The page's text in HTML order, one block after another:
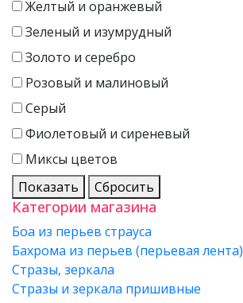
Желтый и оранжевый
Зеленый и изумрудный
Золото и серебро
Розовый и малиновый
Серый
Фиолетовый и сиреневый
Миксы цветов
Показать
Сбросить
Категории магазина
Боа из перьев страуса
Бахрома из перьев (перьевая лента)
Стразы, зеркала
Стразы и зеркала пришивные